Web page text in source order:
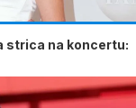
strica na koncertu: